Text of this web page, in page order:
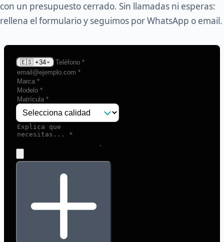
con un presupuesto cerrado. Sin llamadas ni esperas:
rellena el formulario y seguimos por WhatsApp o email.